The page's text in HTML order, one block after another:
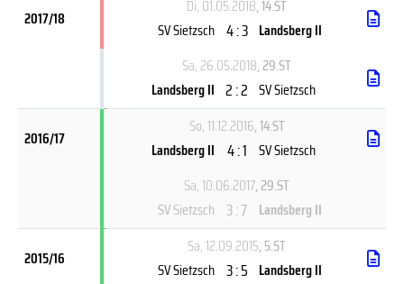
2017/18
Di, 01.05.2018, 14.ST
SV Sietzsch 4 : 3 Landsberg II
Sa, 26.05.2018, 29.ST
Landsberg II 2 : 2 SV Sietzsch
2016/17
So, 11.12.2016, 14.ST
Landsberg II 4 : 1 SV Sietzsch
Sa, 10.06.2017, 29.ST
SV Sietzsch 3 : 7 Landsberg II
2015/16
Sa, 12.09.2015, 5.ST
SV Sietzsch 3 : 5 Landsberg II